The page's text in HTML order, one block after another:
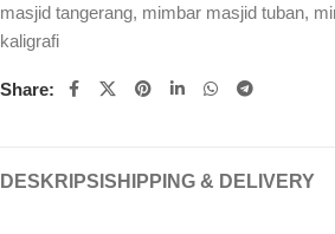
masjid tangerang, mimbar masjid tuban,
kaligrafi
Share:
DESKRIPSI SHIPPING & DELIVERY